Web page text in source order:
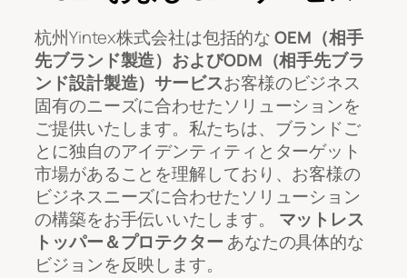
杭州Yintex株式会社は包括的なOEM（相手
先ブランド製造）およびODM（相手先ブラ
ンド設計製造）サービスお客様のビジネス
固有のニーズに合わせたソリューションを
ご提供いたします。私たちは、ブランドご
とに独自のアイデンティティとターゲット
市場があることを理解しており、お客様の
ビジネスニーズに合わせたソリューション
の構築をお手伝いいたします。 マットレス
トッパー＆プロテクター あなたの具体的な
ビジョンを反映します。